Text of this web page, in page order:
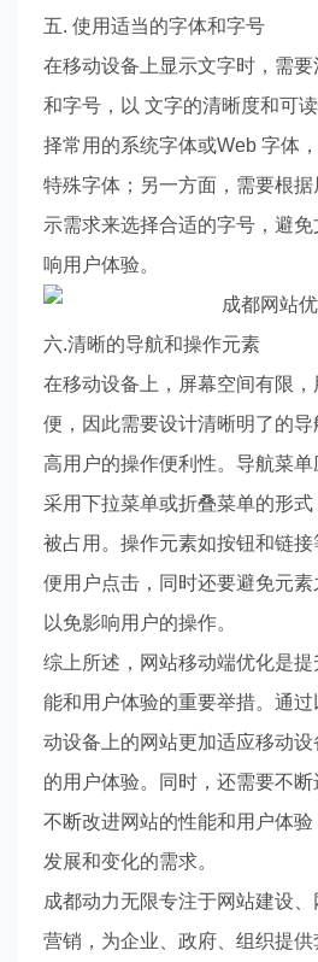
五. 使用适当的字体和字号
在移动设备上显示文字时，需
和字号，以 文字的清晰度和可
择常用的系统字体或Web 字体
特殊字体；另一方面，需要根
示需求来选择合适的字号，避
响用户体验。
六.清晰的导航和操作元素
在移动设备上，屏幕空间有限
便，因此需要设计清晰明了的
高用户的操作便利性。导航菜
采用下拉菜单或折叠菜单的形
被占用。操作元素如按钮和链
便用户点击，同时还要避免元素
以免影响用户的操作。
综上所述，网站移动端优化是
能和用户体验的重要举措。通
动设备上的网站更加适应移动
的用户体验。同时，还需要不
不断改进网站的性能和用户体
发展和变化的需求。
成都动力无限专注于网站建设
营销，为企业、政府、组织提